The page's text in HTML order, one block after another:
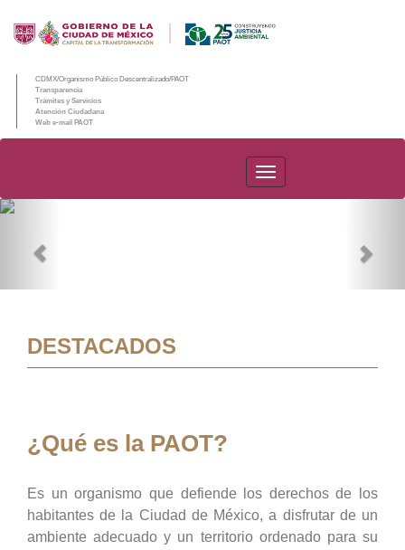
CDMX/Organismo Público Descentralizado/PAOT
Transparencia
Trámites y Servicios
Atención Ciudadana
Web e-mail PAOT
PAOT
DESTACADOS
¿Qué es la PAOT?
Es un organismo que defiende los derechos de los
habitantes de la Ciudad de México, a disfrutar de un
ambiente adecuado y un territorio ordenado para su